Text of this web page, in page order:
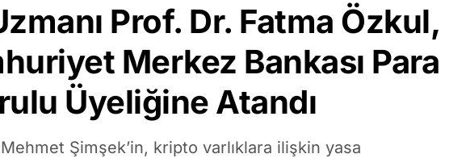
Prof. Dr. Fatma Özkul,
Merkez Bankası Para
Üyeliğine Atandı
Şimşek’in, kripto varlıklara ilişkin yasa